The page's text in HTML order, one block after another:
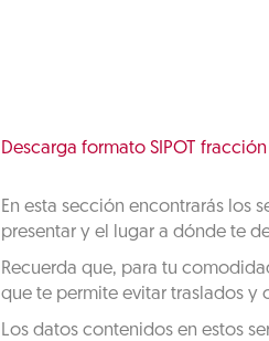
Descarga formato SIPOT fracción
En esta sección encontrarás los
presentar y el lugar a dónde te
Recuerda que, para tu
que te permite evitar traslados y
Los datos contenidos en estos